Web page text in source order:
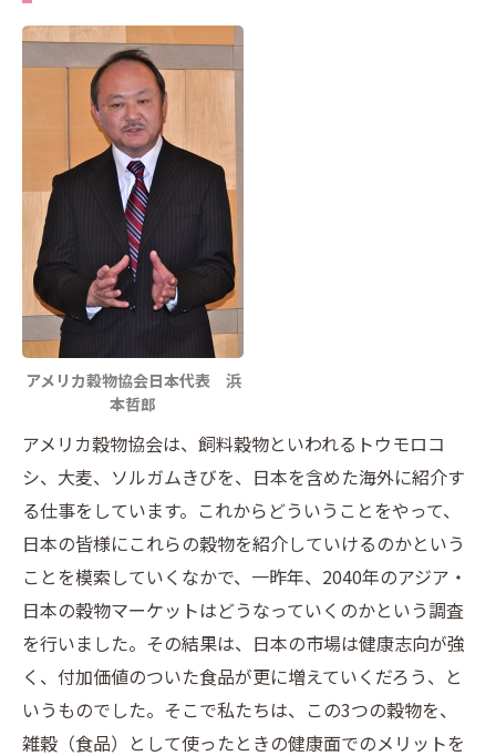
アメリカ穀物協会日本代表 浜
本哲郎
アメリカ穀物協会は、飼料穀物といわれるトウモロコ
シ、大麦、ソルガムきびを、日本を含めた海外に紹介す
る仕事をしています。これからどういうことをやって、
日本の皆様にこれらの穀物を紹介していけるのかという
ことを模索していくなかで、一昨年、2040年のアジア・
日本の穀物マーケットはどうなっていくのかという調査
を行いました。その結果は、日本の市場は健康志向が強
く、付加価値のついた食品が更に増えていくだろう、と
いうものでした。そこで私たちは、この3つの穀物を、
雑穀（食品）として使ったときの健康面でのメリットを